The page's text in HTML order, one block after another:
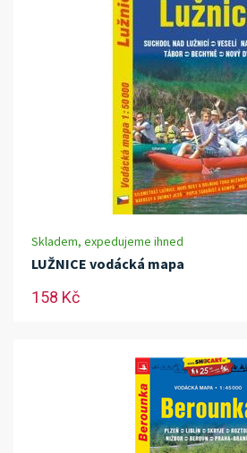
Skladem, expedujeme ihned
LUŽNICE vodácká mapa
158 Kč